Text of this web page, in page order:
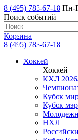
8 (495) 783-67-18 Пн-
Поиск событий
Корзина
8 (495) 783-67-18
Хоккей
Хоккей
КХЛ
Кубок
Кубок
НХЛ